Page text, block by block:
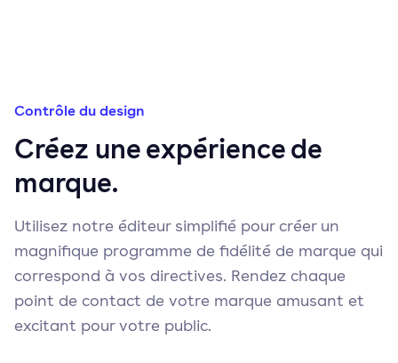
Contrôle du design
Créez une expérience de
marque.
Utilisez notre éditeur simplifié pour créer un
magnifique programme de fidélité de marque qui
correspond à vos directives. Rendez chaque
point de contact de votre marque amusant et
excitant pour votre public.